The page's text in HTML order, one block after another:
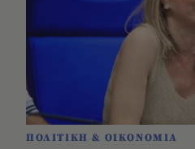
ΠΟΛΙΤΙΚΗ & ΟΙΚΟΝΟΜΙΑ